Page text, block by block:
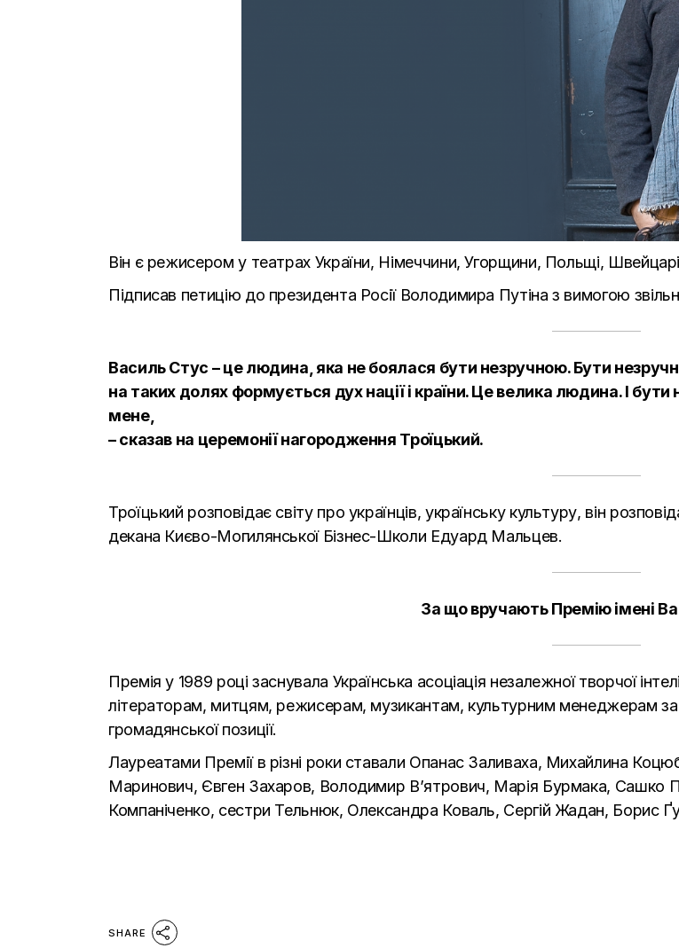
Він є режисером у театрах України, Німеччини, Угорщини, Польщі,
Підписав петицію до президента Росії Володимира Путіна з вимогою
Василь Стус – це людина, яка не боялася бути незручною. Бути
на таких долях формується дух нації і країни. Це велика людина. І
мене,
– сказав на церемонії нагородження Троїцький.
Троїцький розповідає світу про українців, українську культуру, він
декана Києво-Могилянської Бізнес-Школи Едуард Мальцев.
За що вручають Премію імені
Премія у 1989 році заснувала Українська асоціація незалежної творчої
літераторам, митцям, режисерам, музикантам, культурним менеджерам за
громадянської позиції.
Лауреатами Премії в різні роки ставали Опанас Заливаха, Михайлина
Маринович, Євген Захаров, Володимир В’ятрович, Марія Бурмака, Сашко
Компаніченко, сестри Тельнюк, Олександра Коваль, Сергій Жадан, Борис
SHARE